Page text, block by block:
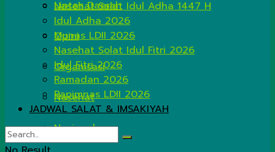
Lintas Daerah
Opini
Organisasi
Nasehat
Nasional
Nasehat Salat Idul Adha 1447 H
Idul Adha 2026
Munas LDII 2026
Nasehat Solat Idul Fitri 2026
Idul Fitri 2026
Ramadan 2026
Rapimnas LDII 2026
JADWAL SALAT & IMSAKIYAH